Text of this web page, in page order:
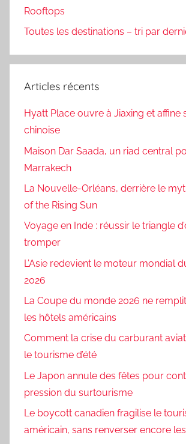
Rooftops
Toutes les destinations – tri par
Articles récents
Hyatt Place ouvre à Jiaxing et affine
chinoise
Maison Dar Saada, un riad central
Marrakech
La Nouvelle-Orléans, derrière le
of the Rising Sun
Voyage en Inde : réussir le triangle
tromper
L’Asie redevient le moteur mondial
2026
La Coupe du monde 2026 ne
les hôtels américains
Comment la crise du carburant
le tourisme d’été
Le Japon annule des fêtes pour
pression du surtourisme
Le boycott canadien fragilise le
américain, sans renverser encore